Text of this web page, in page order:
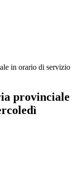
in orario di servizio
provinciale